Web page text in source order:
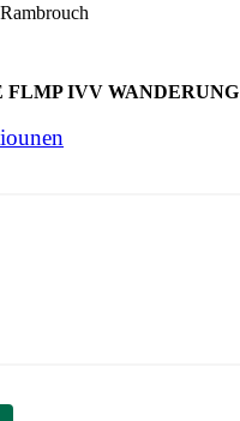
IVV WANDERUNG